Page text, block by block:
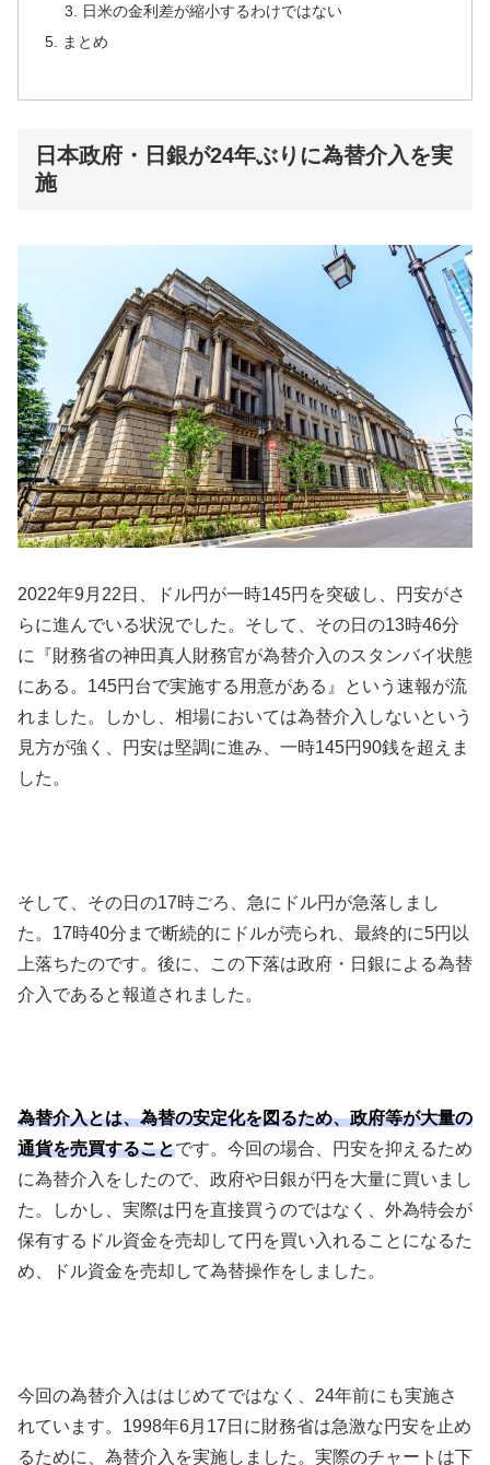
日米の金利差が縮小するわけではない
まとめ
日本政府・日銀が24年ぶりに為替介入を実
施
2022年9月 22 日、ドル円が一時145円を突破し、円安がさ
らに進んでいる状況でした。そして、その日の13時46分
に『財務省の神田真人財務官が為替介入のスタンバイ状態
にある。 145円台で実施する用意がある』という速報が流
れました。しかし、相場においては為替介入しないという
見方が強く、円安は堅調に進み、一時145円90銭を超えま
した。
そして、その日の17時ごろ、急にドル円が急落しまし
た。 17時40分まで断続的にドルが売られ、最終的に5円以
上落ちたのです。後に、この下落は政府・日銀による為替
介入であると報道されました。
為替介入とは、為替の安定化を図るため、政府等が大量の
通貨を売買することです。今回の場合、円安を抑えるため
に為替介入をしたので、政府や日銀が円を大量に買いまし
た。しかし、実際は円を直接買うのではなく、外為特会が
保有するドル資金を売却して円を買い入れることになるた
め、ドル資金を売却して為替操作をしました。
今回の為替介入ははじめてではなく、 24年前にも実施さ
れています。1998年6月17日に財務省は急激な円安を止め
るために、為替介入を実施しました。実際のチャートは下